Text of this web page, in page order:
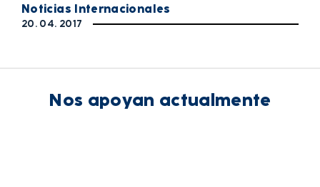
Noticias Internacionales
20. 04. 2017
Nos apoyan actualmente